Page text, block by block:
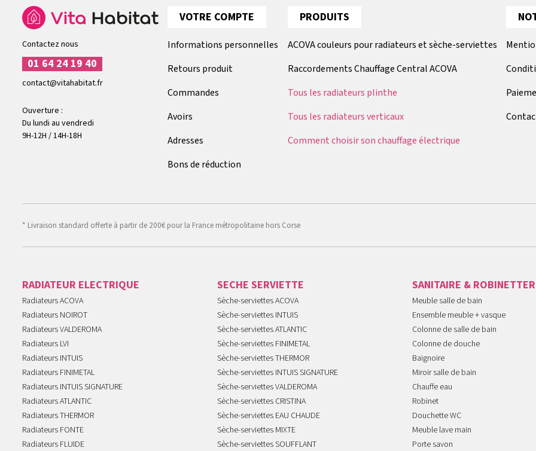
Contactez nous
01 64 24 19 40
contact@vitahabitat.fr
Ouverture :
Du lundi au vendredi
9H-12H / 14H-18H
VOTRE COMPTE
Informations personnelles
Retours produit
Commandes
Avoirs
Adresses
Bons de réduction
PRODUITS
ACOVA couleurs pour radiateurs et sèche-serviettes
Raccordements Chauffage Central ACOVA
Tous les radiateurs plinthe
Tous les radiateurs verticaux
Comment choisir son chauffage électrique
* Livraison standard offerte à partir de 200€ pour la France métropolitaine hors Corse
RADIATEUR ELECTRIQUE
Radiateurs ACOVA
Radiateurs NOIROT
Radiateurs VALDEROMA
Radiateurs LVI
Radiateurs INTUIS
Radiateurs FINIMETAL
Radiateurs INTUIS SIGNATURE
Radiateurs ATLANTIC
Radiateurs THERMOR
Radiateurs FONTE
Radiateurs FLUIDE
SECHE SERVIETTE
Sèche-serviettes ACOVA
Sèche-serviettes INTUIS
Sèche-serviettes ATLANTIC
Sèche-serviettes FINIMETAL
Sèche-serviettes THERMOR
Sèche-serviettes INTUIS SIGNATURE
Sèche-serviettes VALDEROMA
Sèche-serviettes CRISTINA
Sèche-serviettes EAU CHAUDE
Sèche-serviettes MIXTE
Sèche-serviettes SOUFFLANT
SANITAIRE &
Meuble salle de bain
Ensemble meuble + vasque
Colonne de salle de bain
Colonne de douche
Baignoire
Miroir salle de bain
Chauffe eau
Robinet
Douchette WC
Meuble lave main
Porte savon